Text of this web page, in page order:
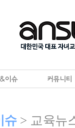
슈 > 교육뉴